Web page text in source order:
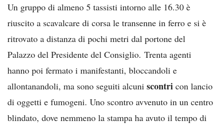
Un gruppo di almeno 5 tassisti intorno alle 16.30 è
riuscito a scavalcare di corsa le transenne in ferro e si è
ritrovato a distanza di pochi metri dal portone del
Palazzo del Presidente del Consiglio. Trenta agenti
hanno poi fermato i manifestanti, bloccandoli e
allontanandoli, ma sono seguiti alcuni scontri con lancio
di oggetti e fumogeni. Uno scontro avvenuto in un centro
blindato, dove nemmeno la stampa ha avuto il tempo di